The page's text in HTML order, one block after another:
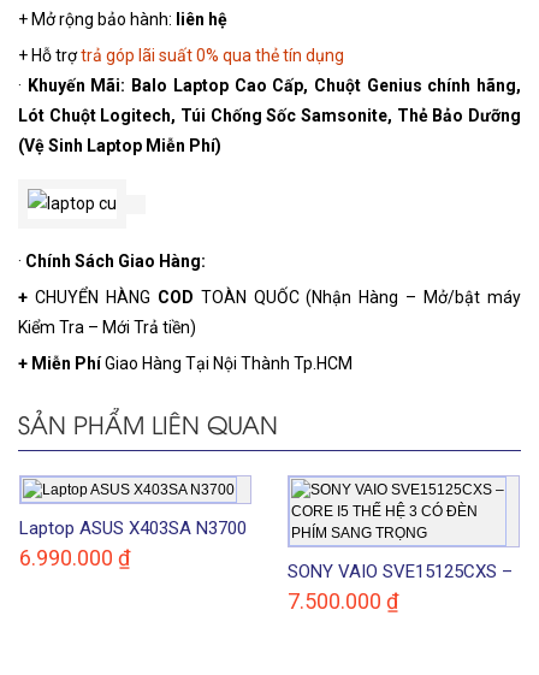
+ Mở rộng bảo hành: liên hệ
+ Hỗ trợtrả góp lãi suất 0% qua thẻ tín dụng
· Khuyến Mãi: Balo Laptop Cao Cấp, Chuột Genius chính hãng,
Lót Chuột Logitech, Túi Chống Sốc Samsonite, Thẻ Bảo Dưỡng
(Vệ Sinh Laptop Miễn Phí)
· Chính Sách Giao Hàng:
+ CHUYỂN HÀNG COD TOÀN QUỐC (Nhận Hàng – Mở/bật máy
Kiểm Tra – Mới Trả tiền)
+ Miễn PhíGiao Hàng Tại Nội Thành Tp.HCM
SẢN PHẨM LIÊN QUAN
Laptop ASUS X403SA N3700
6.990.000 ₫
SONY VAIO SVE15125CXS –
CORE I5 THẾ HỆ 3 CÓ ĐÈN
PHÍM SANG TRỌNG
7.500.000 ₫